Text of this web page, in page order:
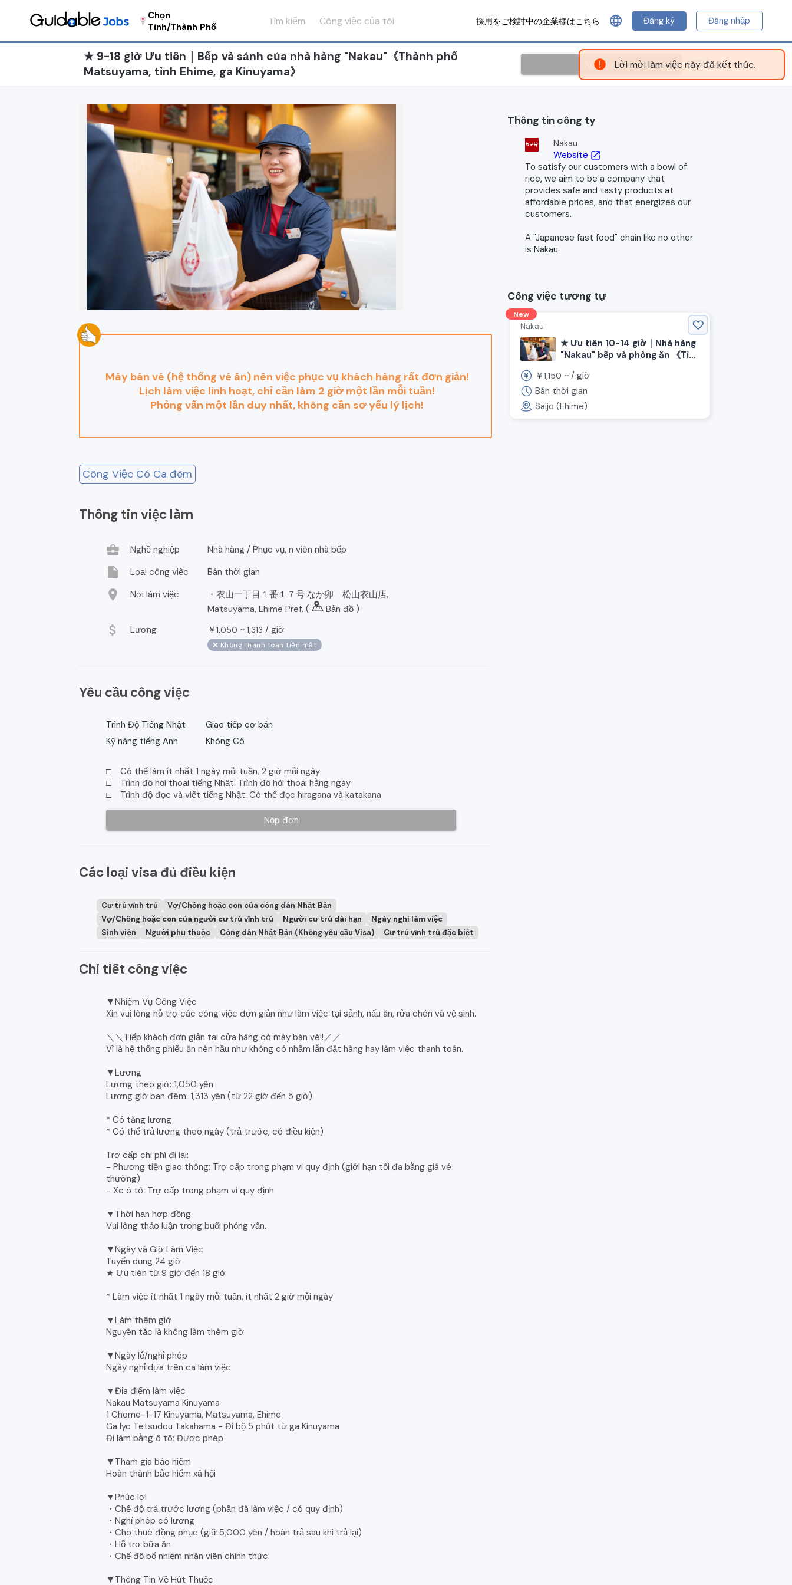
Lời mời làm việc này đã kết thúc.
Chọn
Tỉnh/Thành Phố
Tìm kiếm Công việc của tôi 採用をご検討中の企業様はこちら language Đăng ký Đăng nhập
★ 9-18 giờ Ưu tiên｜Bếp và sảnh của nhà hàng "Nakau"《Thành phố
Matsuyama, tỉnh Ehime, ga Kinuyama》
Nộp đơn
Máy bán vé (hệ thống vé ăn) nên việc phục vụ khách hàng rất đơn giản!
Lịch làm việc linh hoạt, chỉ cần làm 2 giờ một lần mỗi tuần!
Phỏng vấn một lần duy nhất, không cần sơ yếu lý lịch!
Công Việc Có Ca đêm
Thông tin việc làm
business_center Nghề nghiệp Nhà hàng / Phục vụ, n viên nhà bếp
insert_drive_file Loại công việc Bán thời gian
location_on Nơi làm việc
・衣山一丁目１番１７号 なか卯 松山衣山店,
Matsuyama, Ehime Pref. (
Bản đồ )
attach_money Lương ￥1,050 ~ 1,313 / giờ
❌ Không thanh toán tiền mặt
Yêu cầu công việc
Trình Độ Tiếng Nhật
Giao tiếp cơ bản
Kỹ năng tiếng Anh
Không Có
□ Có thể làm ít nhất 1 ngày mỗi tuần, 2 giờ mỗi ngày
□ Trình độ hội thoại tiếng Nhật: Trình độ hội thoại hằng ngày
□ Trình độ đọc và viết tiếng Nhật: Có thể đọc hiragana và katakana
Nộp đơn
Các loại visa đủ điều kiện
Cư trú vĩnh trú
Vợ/Chồng hoặc con của công dân Nhật Bản
Vợ/Chồng hoặc con của người cư trú vĩnh trú
Người cư trú dài hạn
Ngày nghỉ làm việc
Sinh viên
Người phụ thuộc Công dân Nhật Bản (Không yêu cầu Visa) Cư trú vĩnh trú đặc biệt
Chi tiết công việc
▼Nhiệm Vụ Công Việc
Xin vui lòng hỗ trợ các công việc đơn giản như làm việc tại sảnh, nấu ăn, rửa chén và vệ sinh.
＼＼Tiếp khách đơn giản tại cửa hàng có máy bán vé!!／／
Vì là hệ thống phiếu ăn nên hầu như không có nhầm lẫn đặt hàng hay làm việc thanh toán.
▼Lương
Lương theo giờ: 1,050 yên
Lương giờ ban đêm: 1,313 yên (từ 22 giờ đến 5 giờ)
* Có tăng lương
* Có thể trả lương theo ngày (trả trước, có điều kiện)
Trợ cấp chi phí đi lại:
- Phương tiện giao thông: Trợ cấp trong phạm vi quy định (giới hạn tối đa bằng giá vé
thường)
- Xe ô tô: Trợ cấp trong phạm vi quy định
▼Thời hạn hợp đồng
Vui lòng thảo luận trong buổi phỏng vấn.
▼Ngày và Giờ Làm Việc
Tuyển dụng 24 giờ
★ Ưu tiên từ 9 giờ đến 18 giờ
* Làm việc ít nhất 1 ngày mỗi tuần, ít nhất 2 giờ mỗi ngày
▼Làm thêm giờ
Nguyên tắc là không làm thêm giờ.
▼Ngày lễ/nghỉ phép
Ngày nghỉ dựa trên ca làm việc
▼Địa điểm làm việc
Nakau Matsuyama Kinuyama
1 Chome-1-17 Kinuyama, Matsuyama, Ehime
Ga Iyo Tetsudou Takahama - Đi bộ 5 phút từ ga Kinuyama
Đi làm bằng ô tô: Được phép
▼Tham gia bảo hiểm
Hoàn thành bảo hiểm xã hội
▼Phúc lợi
・Chế độ trả trước lương (phần đã làm việc / có quy định)
・Nghỉ phép có lương
・Cho thuê đồng phục (giữ 5,000 yên / hoàn trả sau khi trả lại)
・Hỗ trợ bữa ăn
・Chế độ bổ nhiệm nhân viên chính thức
▼Thông Tin Về Hút Thuốc
Thông tin công ty
Nakau
Website open_in_new
To satisfy our customers with a bowl of
rice, we aim to be a company that
provides safe and tasty products at
affordable prices, and that energizes our
customers.
A "Japanese fast food" chain like no other
is Nakau.
Công việc tương tự
New
Nakau
★ Ưu tiên 10-14 giờ｜Nhà hàng
"Nakau" bếp và phòng ăn 《Tỉnh
Saijo》
￥1,150 ~ /giờ
Bán thời gian
Saijo (Ehime)